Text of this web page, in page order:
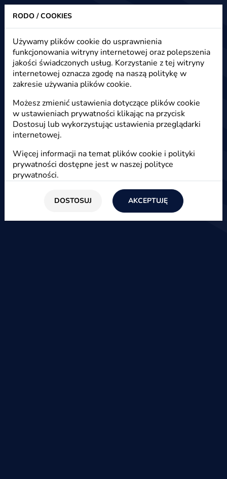
Heuristic - strony www, sklepy internetowe, e-marketing
Trendy w e-commerce na 2016 rok
Blog E-commerce
16 lutego 2016
Łukasz Gierucki
Co będzie się działo w e-commerce w 2016 roku?
Na pewno dużo. Warto sprawdzić jakie są trendy
i wykonać odpowiednie działania żeby być na
fali i nie zostać z tyłu za konkurencją.
RODO / COOKIES
Używamy plików cookie do usprawnienia
funkcjonowania witryny internetowej oraz polepszenia
jakości świadczonych usług. Korzystanie z tej witryny
internetowej oznacza zgodę na naszą politykę w
zakresie używania plików cookie.
Możesz zmienić ustawienia dotyczące plików cookie
w ustawieniach prywatności klikając na przycisk
Dostosuj lub wykorzystując ustawienia przeglądarki
internetowej.
Więcej informacji na temat plików cookie i polityki
prywatności dostępne jest w naszej polityce
prywatności.
DOSTOSUJ AKCEPTUJĘ